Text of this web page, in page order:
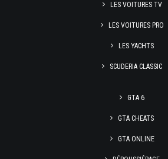
LES VOITURES TV
LES VOITURES PRO
LES YACHTS
SCUDERIA CLASSIC
GTA 6
GTA CHEATS
GTA ONLINE